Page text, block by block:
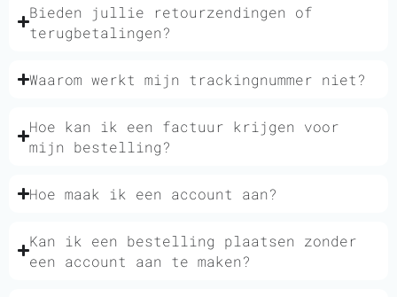
Bieden jullie retourzendingen of
terugbetalingen?
Waarom werkt mijn trackingnummer niet?
Hoe kan ik een factuur krijgen voor
mijn bestelling?
Hoe maak ik een account aan?
Kan ik een bestelling plaatsen zonder
een account aan te maken?